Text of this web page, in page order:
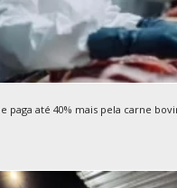
paga até 40% mais pela carne